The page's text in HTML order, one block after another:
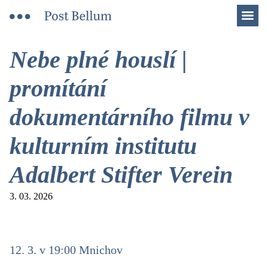
Nebe plné houslí |
promítání
dokumentárního filmu v
kulturním institutu
Adalbert Stifter Verein
3. 03. 2026
12. 3. v 19:00 Mnichov